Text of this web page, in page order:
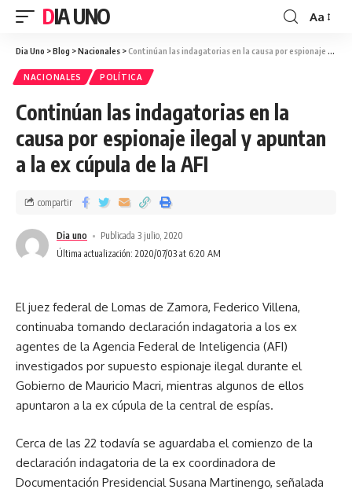
DIA UNO Aa
Dia Uno >Blog >Nacionales >Continúan las indagatorias en la causa por espionaje ilegal y apuntan a la ex cúpula de la AFI
NACIONALES POLÍTICA
Continúan las indagatorias en la
causa por espionaje ilegal y apuntan
a la ex cúpula de la AFI
Última actualización: 2020/07/03 at 6:20 AM
Dia uno Publicada 3 julio, 2020
compartir
El juez federal de Lomas de Zamora, Federico Villena,
continuaba tomando declaración indagatoria a los ex
agentes de la Agencia Federal de Inteligencia (AFI)
investigados por supuesto espionaje ilegal durante el
Gobierno de Mauricio Macri, mientras algunos de ellos
apuntaron a la ex cúpula de la central de espías.
Cerca de las 22 todavía se aguardaba el comienzo de la
declaración indagatoria de la ex coordinadora de
Documentación Presidencial Susana Martinengo, señalada